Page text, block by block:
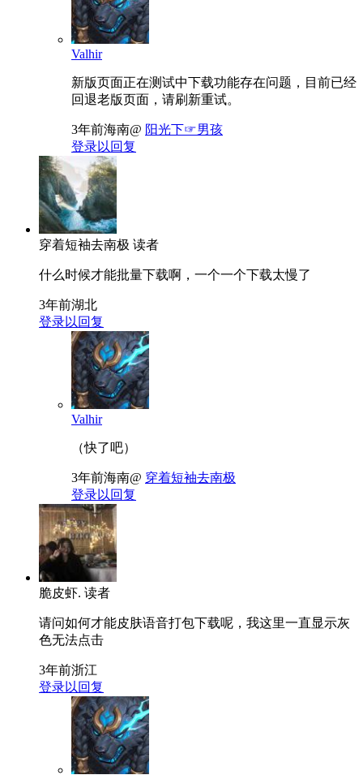
Valhir
新版页面正在测试中下载功能存在问题，目前已经
回退老版页面，请刷新重试。
3年前海南@ 阳光下☞男孩
登录以回复
穿着短袖去南极 读者
什么时候才能批量下载啊，一个一个下载太慢了
3年前湖北
登录以回复
Valhir
（快了吧）
3年前海南@ 穿着短袖去南极
登录以回复
脆皮虾. 读者
请问如何才能皮肤语音打包下载呢，我这里一直显示灰
色无法点击
3年前浙江
登录以回复